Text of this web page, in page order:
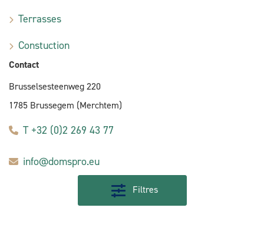
Filtres
Terrasses
Constuction
Contact
Brusselsesteenweg 220
1785 Brussegem (Merchtem)
T +32 (0)2 269 43 77
info@domspro.eu